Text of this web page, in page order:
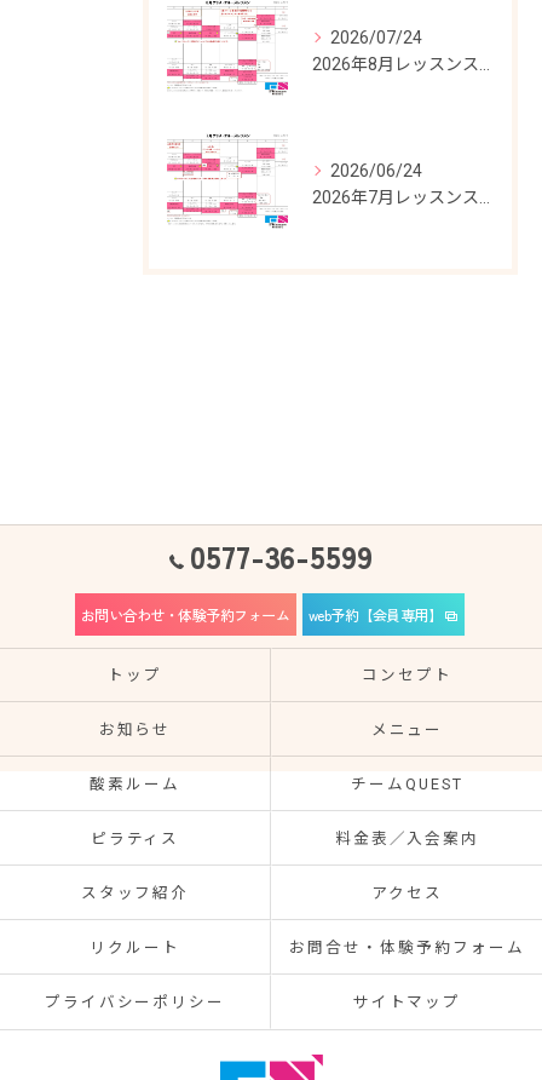
2026/07/24
2026/06/24
0577-36-5599
お問い合わせ・体験予約フォーム web予約【会員専用】
トップ コンセプト
お知らせ メニュー
酸素ルーム チームQUEST
ピラティス 料金表／入会案内
スタッフ紹介 アクセス
リクルート お問合せ・体験予約フォーム
プライバシーポリシー サイトマップ